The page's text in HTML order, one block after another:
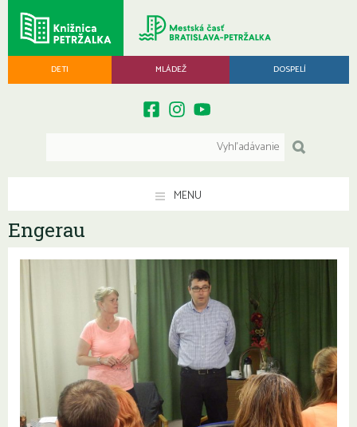
DETI MLÁDEŽ DOSPELÍ
MENU
Engerau